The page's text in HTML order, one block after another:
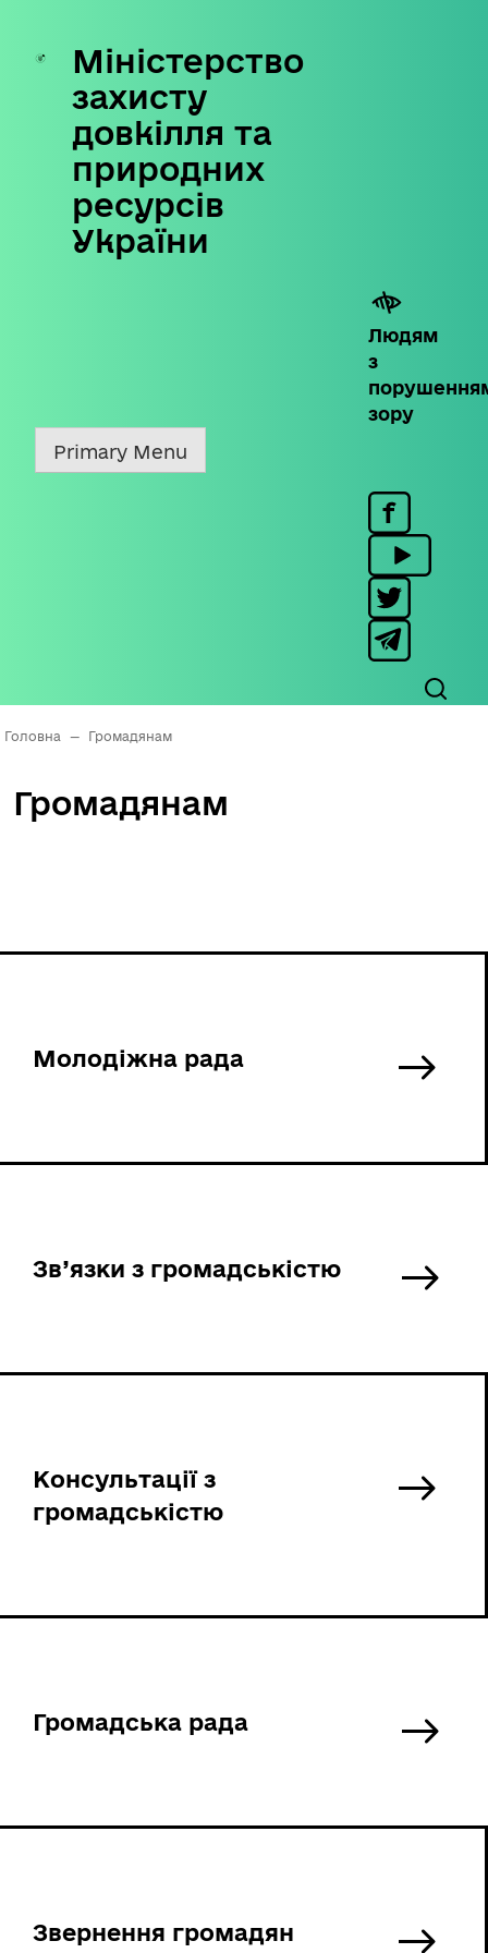
Skip
content
Міністерство
захисту
довкілля та
природних
ресурсів
України
Людям
з
зору
Primary Menu
Головна — Громадянам
Громадянам
Молодіжна рада
Зв’язки з громадськістю
Консультації з
громадськістю
Громадська рада
Звернення громадян